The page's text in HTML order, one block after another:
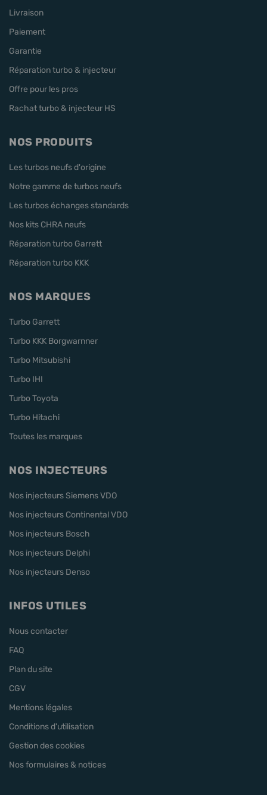
Livraison
Paiement
Garantie
Réparation turbo & injecteur
Offre pour les pros
Rachat turbo & injecteur HS
NOS PRODUITS
Les turbos neufs d'origine
Notre gamme de turbos neufs
Les turbos échanges standards
Nos kits CHRA neufs
Réparation turbo Garrett
Réparation turbo KKK
NOS MARQUES
Turbo Garrett
Turbo KKK Borgwarnner
Turbo Mitsubishi
Turbo IHI
Turbo Toyota
Turbo Hitachi
Toutes les marques
NOS INJECTEURS
Nos injecteurs Siemens VDO
Nos injecteurs Continental VDO
Nos injecteurs Bosch
Nos injecteurs Delphi
Nos injecteurs Denso
INFOS UTILES
Nous contacter
FAQ
Plan du site
CGV
Mentions légales
Conditions d'utilisation
Gestion des cookies
Nos formulaires & notices